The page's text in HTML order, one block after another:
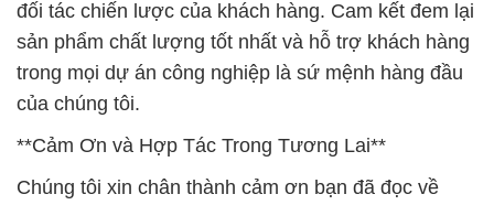
đối tác chiến lược của khách hàng. Cam kết đem lại
sản phẩm chất lượng tốt nhất và hỗ trợ khách hàng
trong mọi dự án công nghiệp là sứ mệnh hàng đầu
của chúng tôi.
**Cảm Ơn và Hợp Tác Trong Tương Lai**
Chúng tôi xin chân thành cảm ơn bạn đã đọc về